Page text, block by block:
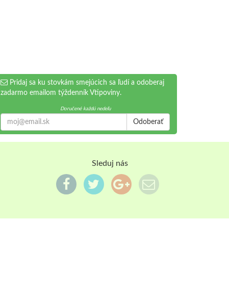
Pridaj sa ku stovkám smejúcich sa ľudí a odoberaj
zadarmo emailom týždenník Vtipoviny.
Doručené každú nedeľu
Odoberať
Sleduj nás